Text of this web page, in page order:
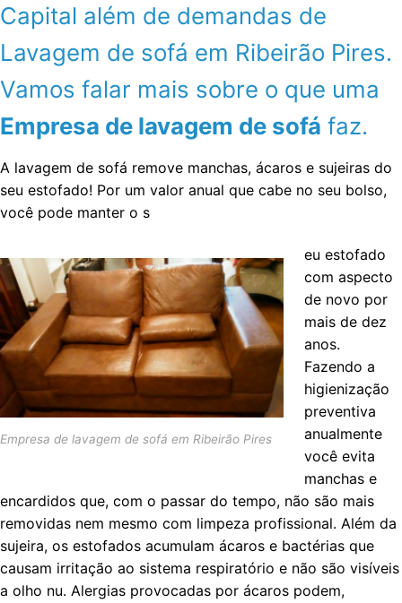
Capital além de demandas de
Lavagem de sofá em Ribeirão Pires.
Vamos falar mais sobre o que uma
Empresa de lavagem de sofá faz.
A lavagem de sofá remove manchas, ácaros e sujeiras do
seu estofado! Por um valor anual que cabe no seu bolso,
você pode manter o s
Empresa de lavagem de sofá em Ribeirão Pires
eu estofado
com aspecto
de novo por
mais de dez
anos.
Fazendo a
higienização
preventiva
anualmente
você evita
manchas e
encardidos que, com o passar do tempo, não são mais
removidas nem mesmo com limpeza profissional. Além da
sujeira, os estofados acumulam ácaros e bactérias que
causam irritação ao sistema respiratório e não são visíveis
a olho nu. Alergias provocadas por ácaros podem,